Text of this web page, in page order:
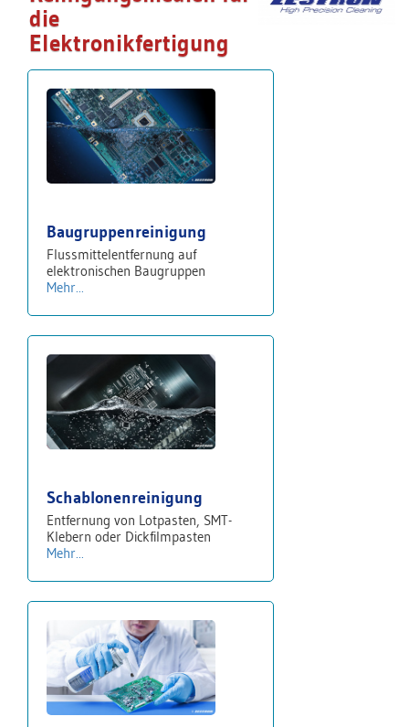
die
Elektronikfertigung
Baugruppenreinigung
Flussmittelentfernung auf
elektronischen Baugruppen
Mehr...
Schablonenreinigung
Entfernung von Lotpasten, SMT-
Klebern oder Dickfilmpasten
Mehr...